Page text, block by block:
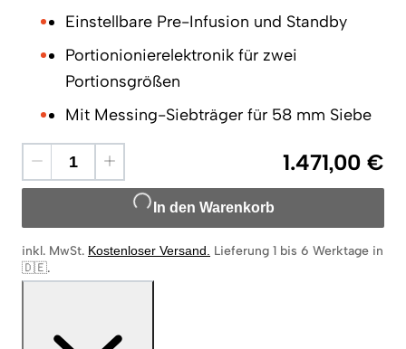
Einstellbare Pre-Infusion und Standby
Portionionierelektronik für zwei
Portionsgrößen
Mit Messing-Siebträger für 58 mm Siebe
1.471,00 €
In den Warenkorb
inkl. MwSt. Kostenloser Versand. Lieferung 1 bis 6 Werktage in
🇩🇪.